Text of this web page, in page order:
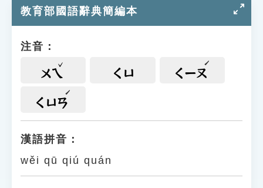
單字索引
遊戲專區
教學應用
貓頭鷹博士
教育部國語辭典簡編本
注音：
ㄨㄟ ㄑㄩ ㄑㄧㄡ
ㄑㄩㄢ
漢語拼音：
wěi qū qiú quán